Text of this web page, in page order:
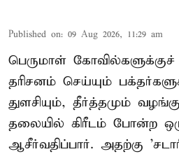
Published on: 09 Aug 2026, 11:29 am
பெருமாள்
தரிசனம் செய்யும்
துளசியும், தீர்த்தமும்
தலையில் கிரீடம் போன்ற
ஆசீர்வதிப்பார். அதற்கு